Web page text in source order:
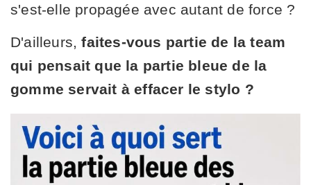
s'est-elle propagée avec autant de force ?
D'ailleurs,faites-vous partie de la team
qui pensait que la partie bleue de la
gomme servait à effacer le stylo ?